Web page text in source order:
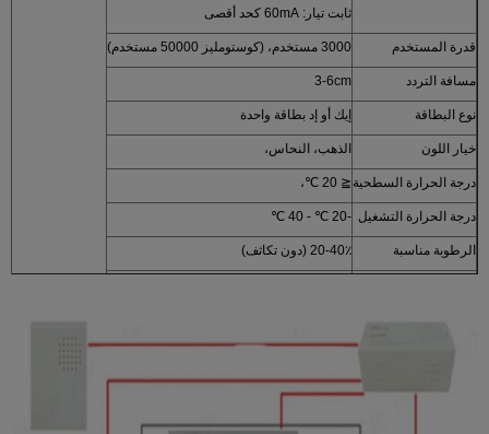
ثابت تيار: 60mA كحد أقصى
قدرة المستخدم 3000 مستخدم، (كوستومليز 50000 مستخدم)
مسافة التردد 3-6cm
نوع البطاقة إيك أو إد بطاقة واحدة
خيار اللون الذهب، النحاس،
درجة الحرارة السطحية ≦ 20 ℃،
درجة الحرارة التشغيل -20 ℃ - 40 ℃
الرطوبة مناسبة 20-40٪ (دون تكاثف)
0.45KG
30PC
54L * 20W * 30.5H (سم)